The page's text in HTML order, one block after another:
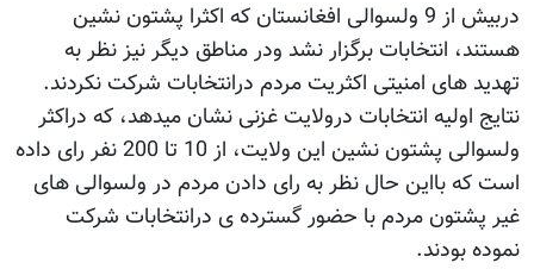
دربیش از 9 ولسوالی افغانستان که اکثرا پشتون نشین
هستند، انتخابات برگزار نشد ودر مناطق دیگر نیز نظر به
تهدید های امنیتی اکثریت مردم درانتخابات شرکت نکردند.
نتایج اولیه انتخابات درولایت غزنی نشان میدهد، که دراکثر
ولسوالی پشتون نشین این ولایت، از 10 تا 200 نفر رای داده
است که بااین حال نظر به رای دادن مردم در ولسوالی های
غیر پشتون مردم با حضور گسترده ی درانتخابات شرکت
نموده بودند.